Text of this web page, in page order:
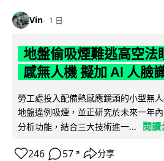
Vin 1 日
地盤偷吸煙難逃高空法
感無人機 擬加 AI 人臉
勞工處投入配備熱感應鏡頭的小型無
地盤違例吸煙，並正研究於未來一年
分析功能，結合三大技術進一...
閱讀
246 57 ↗ 分享